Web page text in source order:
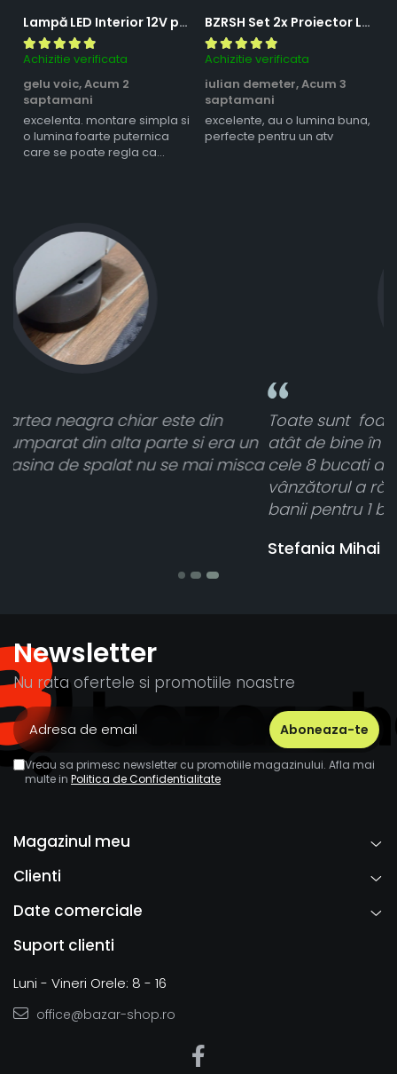
Lampă LED Interior 12V pentru Dubă, Camper și Rulotă - 180LED, 33 cm, 3 Temperaturii de Culoare, Intensitate Reglabilă, Iluminare Compartiment Marfă
Achizitie verificata
gelu voic,Acum 2
saptamani
excelenta. montare simpla si
o lumina foarte puternica
care se poate regla ca
BZRSH Set 2x Proiector LED Bufnita 50W Lupa 2 Faze Alb-Galben 12-24V Moto ATV
Achizitie verificata
iulian demeter,Acum 3
saptamani
excelente, au o lumina buna,
perfecte pentru un atv
Toate sunt foarte luminoase și funcționează
atât de bine în curtea din spate. A primit toate
cele 8 bucati dar una nu a funcționat,
vânzătorul a răspuns rapid și a rambursat
banii pentru 1 bucata, Multumesc
Newsletter
Nu rata ofertele si promotiile noastre
Vreau sa primesc newsletter cu promotiile magazinului. Afla mai
multe in Politica de Confidentialitate
Magazinul meu
Clienti
Date comerciale
Suport clienti
Luni - Vineri Orele: 8 - 16
office@bazar-shop.ro